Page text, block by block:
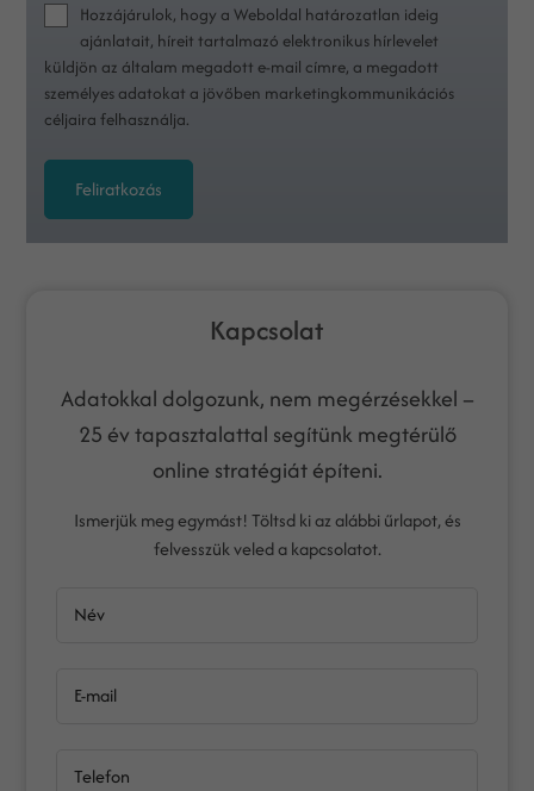
Hozzájárulok, hogy a Weboldal határozatlan ideig
ajánlatait, híreit tartalmazó elektronikus hírlevelet
küldjön az általam megadott e-mail címre, a megadott
személyes adatokat a jövőben marketingkommunikációs
céljaira felhasználja.
Feliratkozás
Kapcsolat
Adatokkal dolgozunk, nem megérzésekkel –
25 év tapasztalattal segítünk megtérülő
online stratégiát építeni.
Ismerjük meg egymást! Töltsd ki az alábbi űrlapot, és
felvesszük veled a kapcsolatot.
Név
E-mail
Telefon